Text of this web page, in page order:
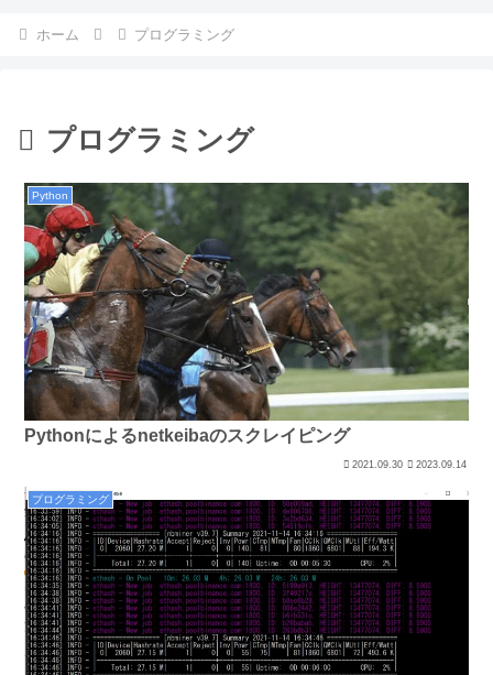
ホーム プログラミング
プログラミング
Python
Pythonによるnetkeibaのスクレイピング
2021.09.30 2023.09.14
プログラミング